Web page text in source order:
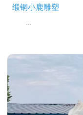
缎铜小鹿雕塑
...